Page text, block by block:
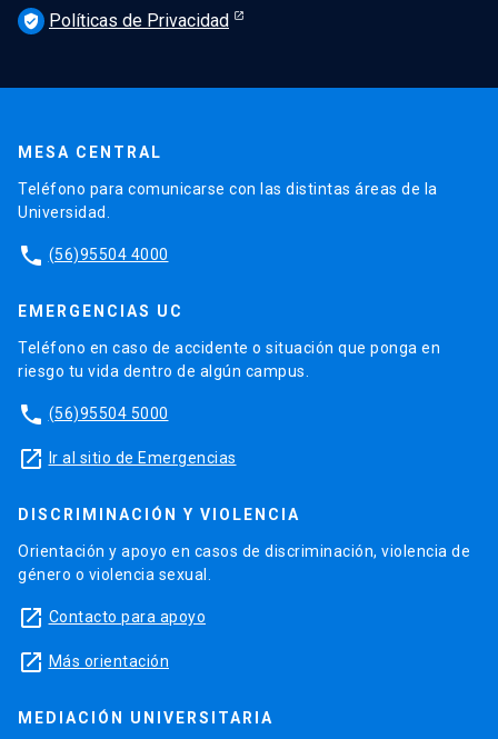
verified_user Políticas de Privacidad
MESA CENTRAL
Teléfono para comunicarse con las distintas áreas de la
Universidad.
phone (56)95504 4000
EMERGENCIAS UC
Teléfono en caso de accidente o situación que ponga en
riesgo tu vida dentro de algún campus.
phone (56)95504 5000
launch Ir al sitio de Emergencias
DISCRIMINACIÓN Y VIOLENCIA
Orientación y apoyo en casos de discriminación, violencia de
género o violencia sexual.
launch Contacto para apoyo
launch Más orientación
MEDIACIÓN UNIVERSITARIA